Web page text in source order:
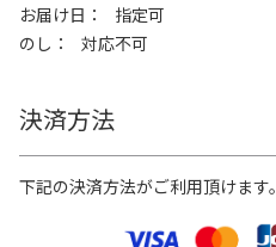
お届け日
指定可
のし
対応不可
決済方法
下記の決済方法がご利用頂けます。